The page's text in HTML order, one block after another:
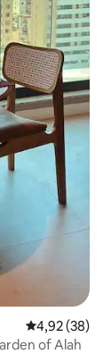
Note
4,92 (38)
of Alah